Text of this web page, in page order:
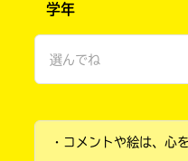
ひみつ
学年
選んでね
小学2年
・コメントや絵は、心